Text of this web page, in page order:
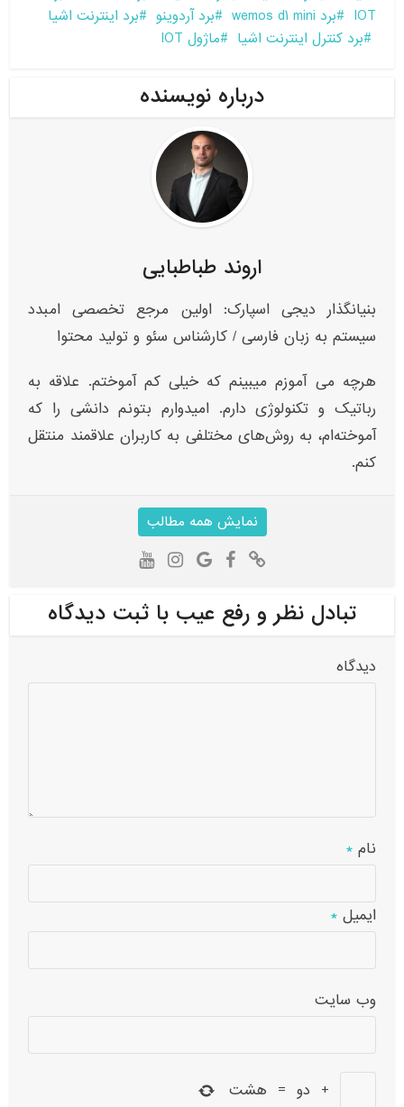
IOT
برد wemos d1 mini برد آردوینو
برد اینترنت اشیا
برد کنترل اینترنت اشیا
ماژول IOT
درباره نویسنده
اروند طباطبایی
بنیانگذار دیجی اسپارک: اولین مرجع تخصصی امبدد
سیستم به زبان فارسی / کارشناس سئو و تولید محتوا
هرچه می آموزم میبینم که خیلی کم آموختم. علاقه به
رباتیک و تکنولوژی دارم. امیدوارم بتونم دانشی را که
آموخته‌ام، به روش‌های مختلفی به کاربران علاقمند منتقل
کنم.
نمایش همه مطالب
تبادل نظر و رفع عیب با ثبت دیدگاه
دیدگاه
نام*
ایمیل*
وب‌ سایت
+ دو = هشت